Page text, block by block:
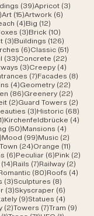
(39)39 Beiträge
Apricot (3)3
163 Beiträge
Art (15)15 Beiträge
Artwork (6)6
(4)4 Beiträge
Big (12)
Beiträge
(3)3 Beiträge
Brick (10)
(3)3 Beiträge
Buildings (126)126
(6)6 Beiträge
Classic (51)
(33)33 Beiträge
Concrete (22)22
(3)3 Beiträge
Creepy (4)4
(7)7 Beiträge
Facades (8)
(4)4 Beiträge
Geometry (22)
(86)86 Beiträge
Greenery (22)
(2)2 Beiträge
Guard Towers (2)2
(3)3 Beiträge
Historic (68)
1 Beitrag
Kirchenfeldbrücke (4)
(50)50 Beiträge
Mansions (4)
15 Beiträge
Mood (99)99 Beiträge
Music (2)
(24)24 Beiträge
Orange (11)
(6)6 Beiträge
Peculiar (6)6 Beiträge
Pink (2)
(14)14 Beiträge
Rails (7)7 Beiträge
Railway (2)2
Beiträge(80)80 Beiträge
Roofs (4)4
(3)3 Beiträge
Sculptures (8)
(3)3 Beiträge
Skyscraper (6)6
(9)9 Beiträge
Statues (4)
(2)2 Beiträge
Towers (7)7 Beiträge
Tram (9)9